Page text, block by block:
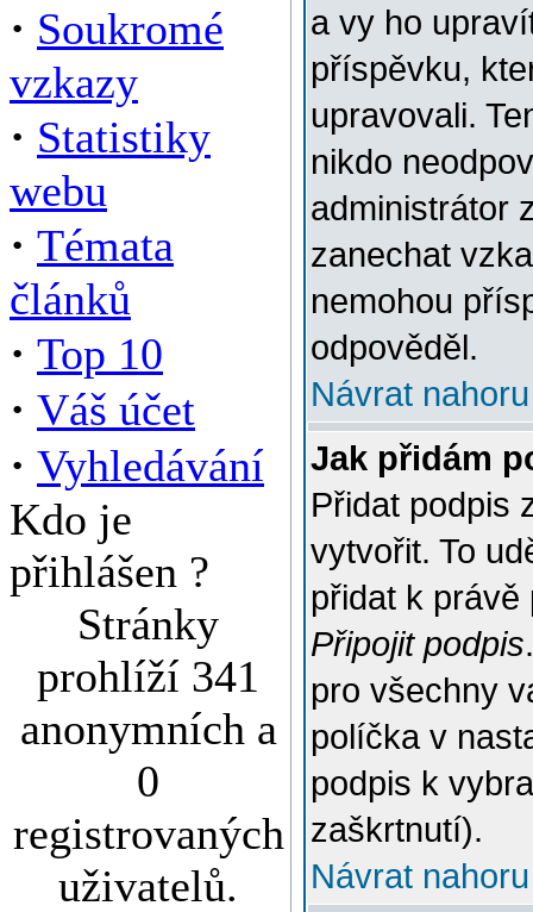
· Soukromé
vzkazy
· Statistiky
webu
· Témata
článků
· Top 10
· Váš účet
· Vyhledávání
Kdo je
přihlášen ?
Stránky
prohlíží 341
anonymních a
0
registrovaných
uživatelů.
a vy ho
příspěvku,
upravovali.
nikdo
administrátor
zanechat
nemohou
odpověděl.
Návrat nahoru
Jak přidám
Přidat podpis
vytvořit. To
přidat k
Připojit podpis
pro všechny
políčka v
podpis k
zaškrtnutí).
Návrat nahoru